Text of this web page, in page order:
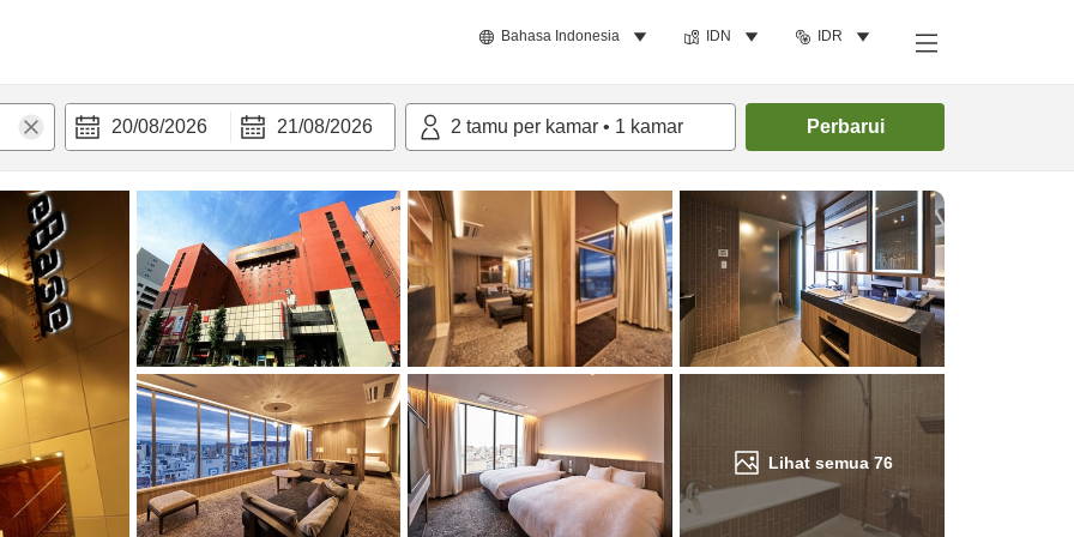
Bahasa Indonesia IDN IDR
20/08/2026 21/08/2026 2 tamu per kamar • 1 kamar Perbarui
Lihat semua76
Cari kamar